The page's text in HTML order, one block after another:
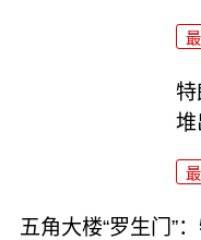
特
堆
五角大楼“罗生门”